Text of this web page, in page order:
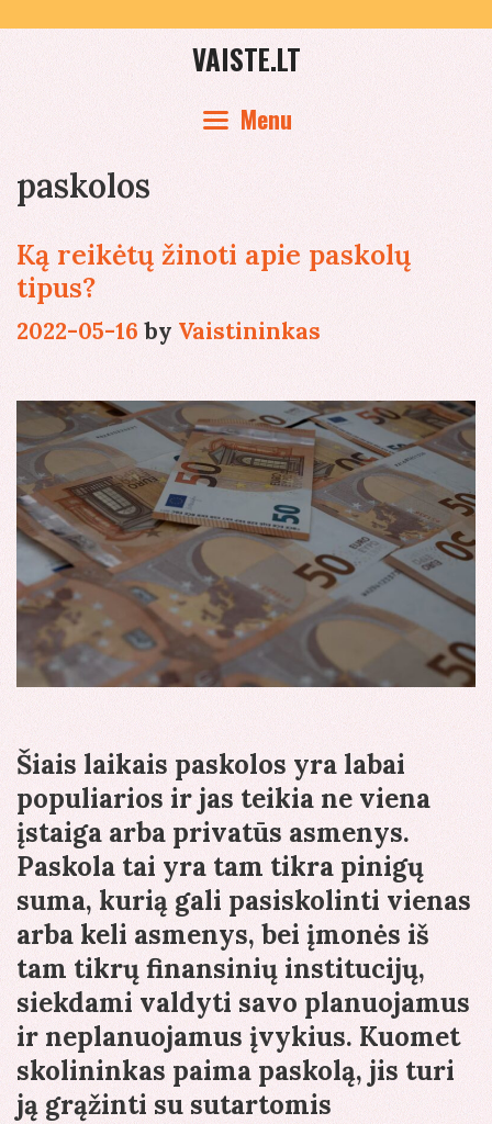
VAISTE.LT
Menu
paskolos
Ką reikėtų žinoti apie paskolų
tipus?
2022-05-16 by Vaistininkas
Šiais laikais paskolos yra labai
populiarios ir jas teikia ne viena
įstaiga arba privatūs asmenys.
Paskola tai yra tam tikra pinigų
suma, kurią gali pasiskolinti vienas
arba keli asmenys, bei įmonės iš
tam tikrų finansinių institucijų,
siekdami valdyti savo planuojamus
ir neplanuojamus įvykius. Kuomet
skolininkas paima paskolą, jis turi
ją grąžinti su sutartomis